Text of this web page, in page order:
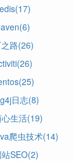
路(26)
日志(8)
生活(19)
爬虫技术(14)
站SEO(2)